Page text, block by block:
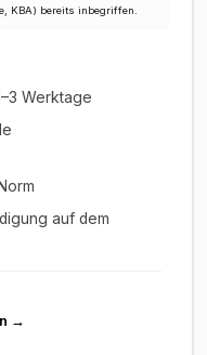
KBA) bereits inbegriffen.
Werktage
auf dem
→